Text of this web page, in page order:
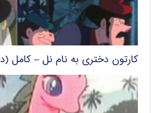
کارتون دختری به نام نل – کامل